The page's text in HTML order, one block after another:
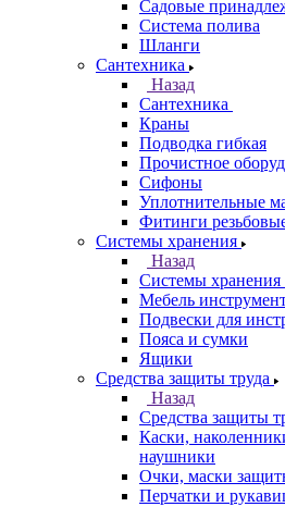
Садовые
Система полива
Шланги
Сантехника
Назад
Сантехника
Краны
Подводка гибкая
Прочистное
Сифоны
Уплотнительные
Фитинги
Системы хранения
Назад
Системы хранения
Мебель
Подвески для
Пояса и сумки
Ящики
Средства защиты труда
Назад
Средства защиты
Каски,
наушники
Очки, маски
Перчатки и